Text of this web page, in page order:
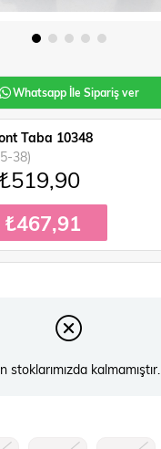
Whatsapp İle Sipariş ver
Taba 10348
38)
₺519,90
₺467,91
stoklarımızda kalmamıştır.